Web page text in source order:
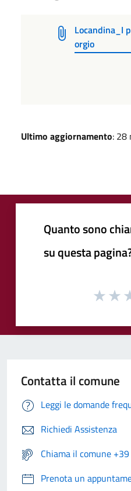
Locandina_I
orgio
Ultimo aggiornamento: 28
Quanto sono
su questa
Contatta il comune
Leggi le domande
Richiedi Assistenza
Chiama il comune
Prenota un